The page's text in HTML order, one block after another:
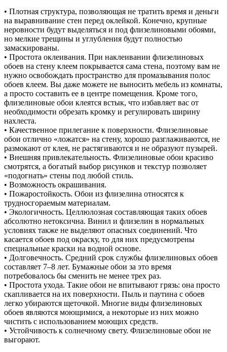
• Плотная структура, позволяющая не тратить время и деньги
на выравнивание стен перед оклейкой. Конечно, крупные
неровности будут выделяться и под флизелиновыми обоями,
но мелкие трещины и углубления будут полностью
замаскированы.
• Простота оклеивания. При наклеивании флизелиновых
обоев на стену клеем покрывается сама стена, поэтому вам не
нужно освобождать пространство для промазывания полос
обоев клеем. Вы даже можете не выносить мебель из комнаты,
а просто составить ее в центре помещения. Кроме того,
флизелиновые обои клеятся встык, что избавляет вас от
необходимости обрезать кромку и регулировать ширину
нахлеста.
• Качественное прилегание к поверхности. Флизелиновые
обои отлично «ложатся» на стену, хорошо разглаживаются, не
размокают от клея, не растягиваются и не образуют пузырей.
• Внешняя привлекательность. Флизелиновые обои красиво
смотрятся, а богатый выбор рисунков и текстур позволяет
«подогнать» стены под любой стиль.
• Возможность окрашивания.
• Пожаростойкость. Обои из флизелина относятся к
трудносгораемым материалам.
• Экологичность. Целлюлозная составляющая таких обоев
абсолютно нетоксична. Винил и флизелин в нормальных
условиях также не выделяют опасных соединений. Что
касается обоев под окраску, то для них предусмотрены
специальные краски на водной основе.
• Долговечность. Средний срок службы флизелиновых обоев
составляет 7–8 лет. Бумажные обои за это время
потребовалось бы сменить не менее трех раз.
• Простота ухода. Такие обои не впитывают грязь: она просто
скапливается на их поверхности. Пыль и паутина с обоев
легко убираются щеточкой. Многие виды флизелиновых
обоев являются моющимися, а некоторые из них можно
чистить с использованием моющих средств.
• Устойчивость к солнечному свету. Флизелиновые обои не
выгорают.